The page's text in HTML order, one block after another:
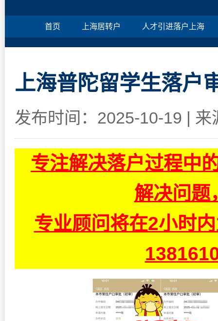
首页 上海居转户 人才引进落户上海
上海普陀留学生落户
发布时间：2025-10-19 | 来
专注解决落户过程中
解决问题
专业顾问将在2小时